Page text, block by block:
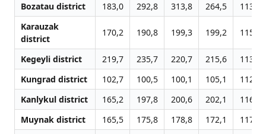
Bozatau district
183,0 292,8 313,8 264,5
113,3
Karauzak
district
170,2 190,8 199,3 199,2 115,9
Kegeyli district 219,7 235,7 220,7 215,6
113,7
Kungrad district
102,7 100,5 100,1 105,1
112,4
Kanlykul district
165,2 197,8 200,6 202,1
116,2
Muynak district
165,5 175,8 178,8 172,1
117,5